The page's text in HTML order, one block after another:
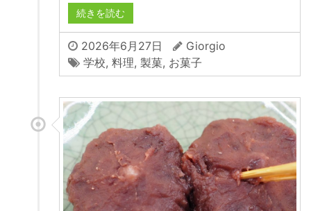
続きを読む
2026年6月27日
Giorgio
学校, 料理, 製菓, お菓子